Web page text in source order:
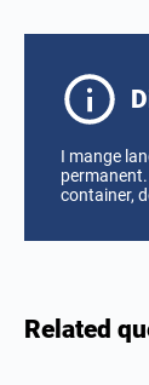
I mange
container,
Related